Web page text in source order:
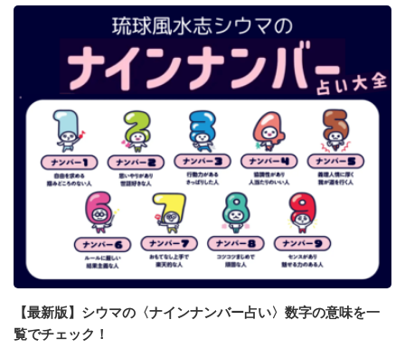
【最新版】シウマの〈ナインナンバー占い〉数字の意味を一
覧でチェック！